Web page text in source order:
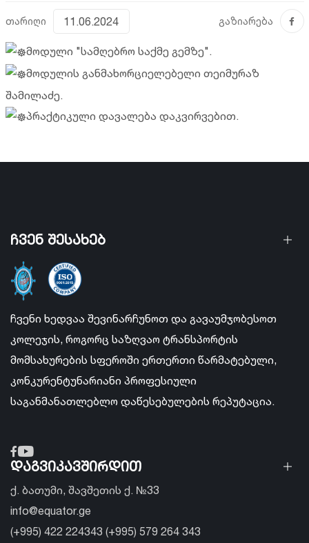
თარიღი 11.06.2024 გაზიარება
მოდული "სამღებრო საქმე გემზე".
მოდულის განმახორციელებელი თეიმურაზ
შამილაძე.
პრაქტიკული დავალება დაკვირვებით.
ჩვენ შესახებ
ჩვენი ხედვაა შევინარჩუნოთ და გავაუმჯობესოთ
კოლეჯის, როგორც საზღვაო ტრანსპორტის
მომსახურების სფეროში ერთერთი წარმატებული,
კონკურენტუნარიანი პროფესიული
საგანმანათლებლო დაწესებულების რეპუტაცია.
დაგვიკავშირდით
ქ. ბათუმი, შავშეთის ქ. №33
info@equator.ge
(+995) 422 224343 (+995) 579 264 343